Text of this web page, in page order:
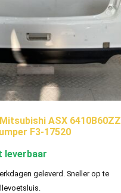
ASX 6410B60ZZ
F3-17520
leverbaar
geleverd. Sneller op te